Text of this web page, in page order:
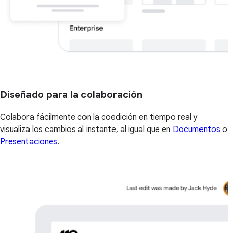
Diseñado para la colaboración
Colabora fácilmente con la coedición en tiempo real y
visualiza los cambios al instante, al igual que en Documentos o
Presentaciones.